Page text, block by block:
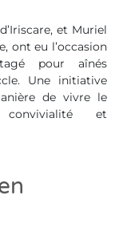
et Muriel
ont eu l’occasion
pour aînés
Une initiative
de vivre le
et